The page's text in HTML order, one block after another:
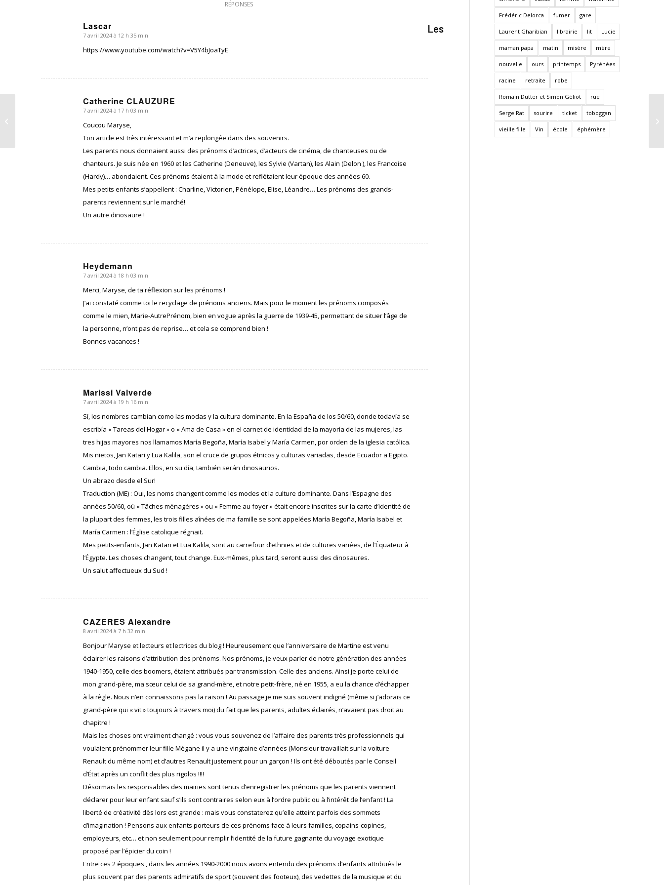
RÉPONSES
Lascar
dit
7 avril 2024 à 12 h 35 min
https://www.youtube.com/watch?v=V5Y4bJoaTyE
Catherine CLAUZURE
dit
7 avril 2024 à 17 h 03 min
Coucou Maryse,
Ton article est très intéressant et m’a replongée dans des souvenirs.
Les parents nous donnaient aussi des prénoms d’actrices, d’acteurs de cinéma, de chanteuses ou de
chanteurs. Je suis née en 1960 et les Catherine (Deneuve), les Sylvie (Vartan), les Alain (Delon ), les Francoise
(Hardy)… abondaient. Ces prénoms étaient à la mode et reflétaient leur époque des années 60.
Mes petits enfants s’appellent : Charline, Victorien, Pénélope, Elise, Léandre… Les prénoms des grands-
parents reviennent sur le marché!
Un autre dinosaure !
Heydemann
dit
7 avril 2024 à 18 h 03 min
Merci, Maryse, de ta réflexion sur les prénoms !
J’ai constaté comme toi le recyclage de prénoms anciens. Mais pour le moment les prénoms composés
comme le mien, Marie-AutrePrénom, bien en vogue après la guerre de 1939-45, permettant de situer l’âge de
la personne, n’ont pas de reprise… et cela se comprend bien !
Bonnes vacances !
Marissi Valverde
dit
7 avril 2024 à 19 h 16 min
Sí, los nombres cambian como las modas y la cultura dominante. En la España de los 50/60, donde todavía se
escribía « Tareas del Hogar » o « Ama de Casa » en el carnet de identidad de la mayoría de las mujeres, las
tres hijas mayores nos llamamos María Begoña, María Isabel y María Carmen, por orden de la iglesia católica.
Mis nietos, Jan Katari y Lua Kalila, son el cruce de grupos étnicos y culturas variadas, desde Ecuador a Egipto.
Cambia, todo cambia. Ellos, en su día, también serán dinosaurios.
Un abrazo desde el Sur!
Traduction (ME) : Oui, les noms changent comme les modes et la culture dominante. Dans l’Espagne des
années 50/60, où « Tâches ménagères » ou « Femme au foyer » était encore inscrites sur la carte d’identité de
la plupart des femmes, les trois filles aînées de ma famille se sont appelées María Begoña, María Isabel et
María Carmen : l’Église catolique régnait.
Mes petits-enfants, Jan Katari et Lua Kalila, sont au carrefour d’ethnies et de cultures variées, de l’Équateur à
l’Égypte. Les choses changent, tout change. Eux-mêmes, plus tard, seront aussi des dinosaures.
Un salut affectueux du Sud !
CAZERES Alexandre
dit
8 avril 2024 à 7 h 32 min
Bonjour Maryse et lecteurs et lectrices du blog ! Heureusement que l’anniversaire de Martine est venu
éclairer les raisons d’attribution des prénoms. Nos prénoms, je veux parler de notre génération des années
1940-1950, celle des boomers, étaient attribués par transmission. Celle des anciens. Ainsi je porte celui de
mon grand-père, ma sœur celui de sa grand-mère, et notre petit-frère, né en 1955, a eu la chance d’échapper
à la règle. Nous n’en connaissons pas la raison ! Au passage je me suis souvent indigné (même si j’adorais ce
grand-père qui « vit » toujours à travers moi) du fait que les parents, adultes éclairés, n’avaient pas droit au
chapitre !
Mais les choses ont vraiment changé : vous vous souvenez de l’affaire des parents très professionnels qui
voulaient prénommer leur fille Mégane il y a une vingtaine d’années (Monsieur travaillait sur la voiture
Renault du même nom) et d’autres Renault justement pour un garçon ! Ils ont été déboutés par le Conseil
d’État après un conflit des plus rigolos !!!!
Désormais les responsables des mairies sont tenus d’enregistrer les prénoms que les parents viennent
déclarer pour leur enfant sauf s’ils sont contraires selon eux à l’ordre public ou à l’intérêt de l’enfant ! La
liberté de créativité dès lors est grande : mais vous constaterez qu’elle atteint parfois des sommets
d’imagination ! Pensons aux enfants porteurs de ces prénoms face à leurs familles, copains-copines,
employeurs, etc… et non seulement pour remplir l’identité de la future gagnante du voyage exotique
proposé par l’épicier du coin !
Entre ces 2 époques , dans les années 1990-2000 nous avons entendu des prénoms d’enfants attribués le
plus souvent par des parents admiratifs de sport (souvent des footeux), des vedettes de la musique et du
Les
Frédéric Delorca fumer gare
Laurent Gharibian librairie lit Lucie
maman papa matin misère mère
nouvelle ours printemps Pyrénées
racine retraite robe
Romain Dutter et Simon Géliot rue
Serge Rat sourire ticket toboggan
vieille fille Vin école éphémère